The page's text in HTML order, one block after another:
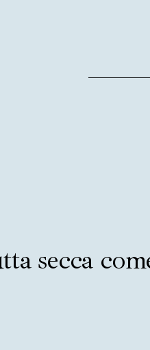
secca